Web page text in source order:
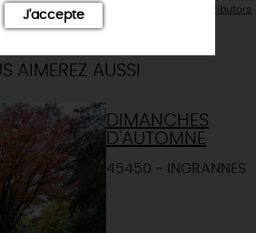
Leaflet | Map data © OpenStreetMap contributors
AIMEREZ AUSSI
DIMANCHES
D'AUTOMNE
45450 - INGRANNES
J'accepte